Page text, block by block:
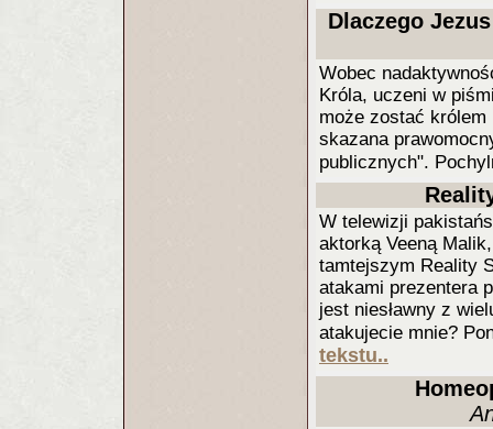
Dlaczego
Wobec
Króla, uczeni w
może zostać
skazana
publicznych".
W telewizji
aktorką Veeną
tamtejszym Reality
atakami prezentera
jest niesławny z
atakujecie mnie?
tekstu..